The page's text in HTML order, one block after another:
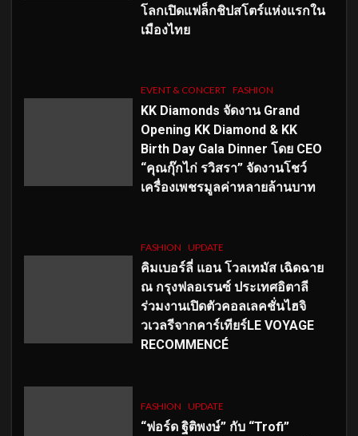
โลกเปิดแฟล็กชิปสโตร์แห่งแรกใน
เมืองไทย
EVENT & CONCERT FASHION
KK Diamonds จัดงาน Grand
Opening KK Diamond & KK
Birth Day Gala Dinner โดย CEO
“คุณกุ๊กไก่ รวิสรา” จัดงานโชว์
เครื่องเพชรมูลค่าหลายล้านบาท
FASHION UPDATE
คิมเบอร์ลี่ แอน โวลเทมัส เฉิดฉาย
ณ กรุงฟลอเรนซ์ ประเทศอิตาลี
ร่วมงานเปิดตัวคอลเลคชั่นไฮจิ
วเวลรีจากคาร์เทียร์LE VOYAGE
RECOMMENCÉ
FASHION UPDATE
“ฟอร์ด ฐิติพงษ์” กับ “Trofi”